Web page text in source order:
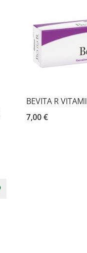
BEVITA R
7,00 €